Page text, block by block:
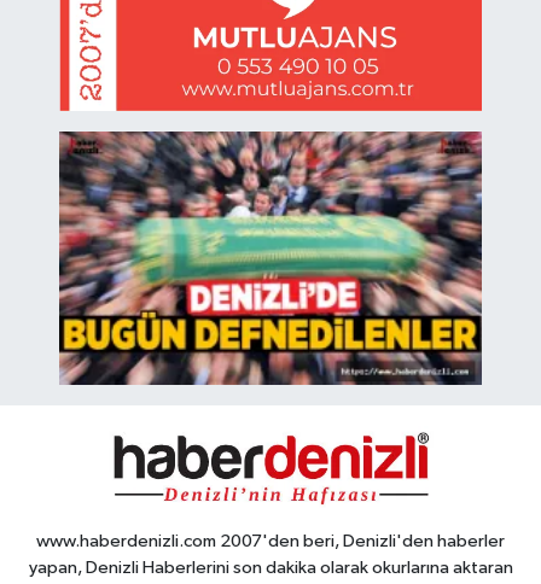
www.haberdenizli.com 2007'den beri, Denizli'den haberler
yapan, Denizli Haberlerini son dakika olarak okurlarına aktaran